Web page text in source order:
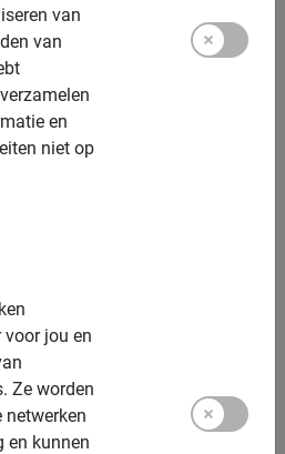
van
van
en
niet op
voor jou en
Ze worden
netwerken
en kunnen
26 inch
grotere variant achterop –
toeslag
(stuur ons een mailtje